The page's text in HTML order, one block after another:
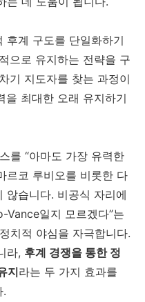
후계 구도를 단일화하기
으로 유지하는 전략을 구
기 지도자를 찾는 과정이
최대한 오래 유지하기
를 “아마도 가장 유력한
르코 루비오를 비롯한 다
않습니다. 비공식 자리에
Vance일지 모르겠다”는
치적 야심을 자극합니다.
라, 후계 경쟁을 통한 정
지라는 두 가지 효과를
.